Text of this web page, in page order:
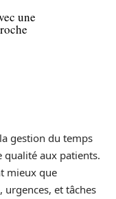
une
gestion du temps
qualité aux patients.
mieux que
urgences, et tâches